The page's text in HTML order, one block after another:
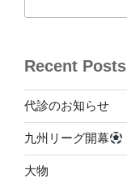
Recent Posts
代診のお知らせ
九州リーグ開幕
大物